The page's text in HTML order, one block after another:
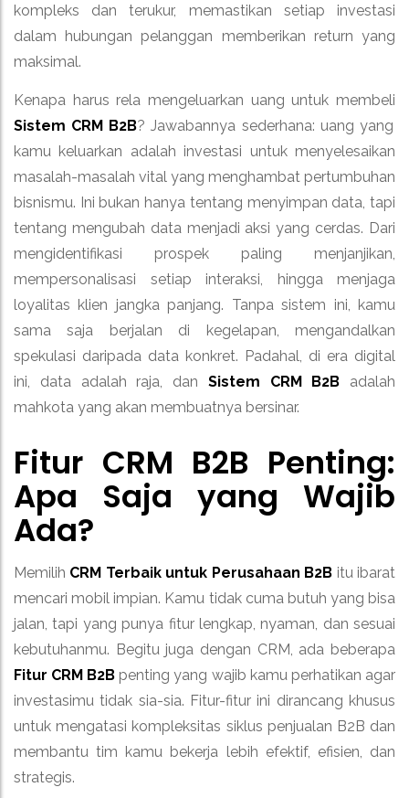
kompleks dan terukur, memastikan setiap investasi
dalam hubungan pelanggan memberikan return yang
maksimal.
Kenapa harus rela mengeluarkan uang untuk membeli
Sistem CRM B2B? Jawabannya sederhana: uang yang
kamu keluarkan adalah investasi untuk menyelesaikan
masalah-masalah vital yang menghambat pertumbuhan
bisnismu. Ini bukan hanya tentang menyimpan data, tapi
tentang mengubah data menjadi aksi yang cerdas. Dari
mengidentifikasi prospek paling menjanjikan,
mempersonalisasi setiap interaksi, hingga menjaga
loyalitas klien jangka panjang. Tanpa sistem ini, kamu
sama saja berjalan di kegelapan, mengandalkan
spekulasi daripada data konkret. Padahal, di era digital
ini, data adalah raja, dan Sistem CRM B2B adalah
mahkota yang akan membuatnya bersinar.
Fitur CRM B2B Penting:
Apa Saja yang Wajib
Ada?
Memilih CRM Terbaik untuk Perusahaan B2B itu ibarat
mencari mobil impian. Kamu tidak cuma butuh yang bisa
jalan, tapi yang punya fitur lengkap, nyaman, dan sesuai
kebutuhanmu. Begitu juga dengan CRM, ada beberapa
Fitur CRM B2B penting yang wajib kamu perhatikan agar
investasimu tidak sia-sia. Fitur-fitur ini dirancang khusus
untuk mengatasi kompleksitas siklus penjualan B2B dan
membantu tim kamu bekerja lebih efektif, efisien, dan
strategis.